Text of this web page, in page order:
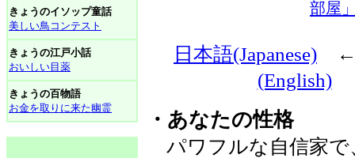
きょうのイソップ童話
美しい鳥コンテスト
きょうの江戸小話
おいしい目薬
きょうの百物語
お金を取りに来た幽霊
部屋
日本語(Japanese)
(English)
・あなたの性格
パワフルな自信家で